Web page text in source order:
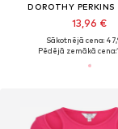
DOROTHY PERKINS
13,96 €
Sākotnējā cena:
Pēdējā zemākā cena: